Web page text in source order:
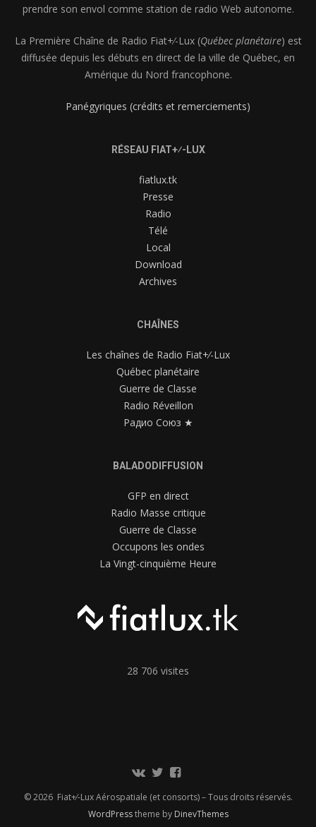
prendre son envol comme station de radio Web autonome.
La Première Chaîne de Radio Fiat+⁄-Lux (Québec planétaire) est
diffusée depuis les débuts en direct de la ville de Québec, en
Amérique du Nord francophone.
Panégyriques (crédits et remerciements)
RÉSEAU FIAT+⁄-LUX
fiatlux.tk
Presse
Radio
Télé
Local
Download
Archives
CHAÎNES
Les chaînes de Radio Fiat+⁄-Lux
Québec planétaire
Guerre de Classe
Radio Réveillon
Радио Союз ★
BALADODIFFUSION
GFP en direct
Radio Masse critique
Guerre de Classe
Occupons les ondes
La Vingt-cinquième Heure
28 706 visites
Communauté
TwitterPage
© 2026 Fiat+⁄-Lux Aérospatiale (et consorts) – Tous droits réservés.
WordPresstheme by DinevThemes